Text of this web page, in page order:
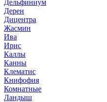
Дельфиниум
Дерен
Дицентра
Жасмин
Ива
Ирис
Каллы
Канны
Клематис
Книфофия
Комнатные
Ландыш